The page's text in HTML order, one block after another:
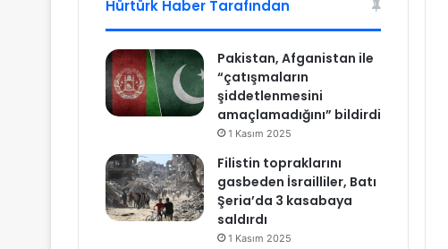
Hürtürk Haber Tarafından
Pakistan, Afganistan ile
“çatışmaların
şiddetlenmesini
amaçlamadığını” bildirdi
1 Kasım 2025
Filistin topraklarını
gasbeden İsrailliler, Batı
Şeria’da 3 kasabaya
saldırdı
1 Kasım 2025